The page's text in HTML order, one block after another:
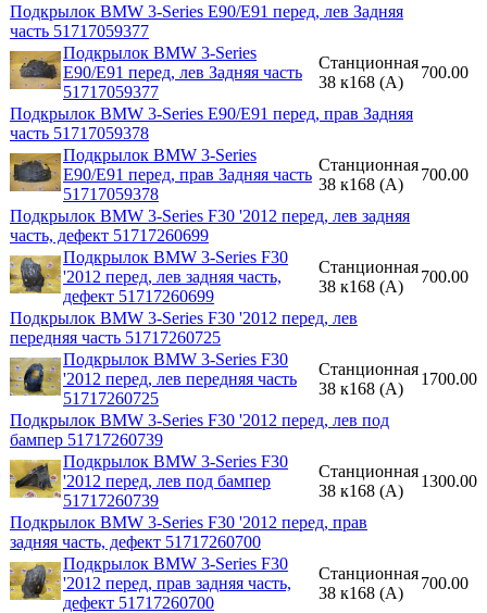
Подкрылок BMW 3-Series E90/E91 перед, лев Задняя
часть 51717059377
Подкрылок BMW 3-Series
E90/E91 перед, лев Задняя часть
51717059377
Станционная
38 к168 (A)
700.00
Подкрылок BMW 3-Series E90/E91 перед, прав Задняя
часть 51717059378
Подкрылок BMW 3-Series
E90/E91 перед, прав Задняя часть
51717059378
Станционная
38 к168 (A)
700.00
Подкрылок BMW 3-Series F30 '2012 перед, лев задняя
часть, дефект 51717260699
Подкрылок BMW 3-Series F30
'2012 перед, лев задняя часть,
дефект 51717260699
Станционная
38 к168 (A)
700.00
Подкрылок BMW 3-Series F30 '2012 перед, лев
передняя часть 51717260725
Подкрылок BMW 3-Series F30
'2012 перед, лев передняя часть
51717260725
Станционная
38 к168 (A)
1700.00
Подкрылок BMW 3-Series F30 '2012 перед, лев под
бампер 51717260739
Подкрылок BMW 3-Series F30
'2012 перед, лев под бампер
51717260739
Станционная
38 к168 (A)
1300.00
Подкрылок BMW 3-Series F30 '2012 перед, прав
задняя часть, дефект 51717260700
Подкрылок BMW 3-Series F30
'2012 перед, прав задняя часть,
дефект 51717260700
Станционная
38 к168 (A)
700.00